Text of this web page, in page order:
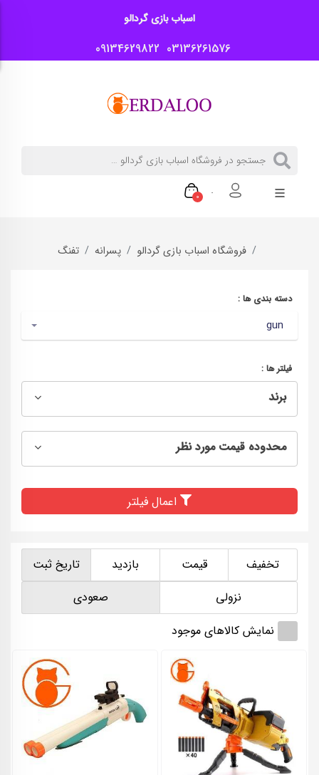
اسباب بازی گردالو
03136261576
09134629822
0
فروشگاه اسباب بازی گردالو پسرانه تفنگ
دسته بندی ها :
gun
فیلتر ها :
برند
محدوده قیمت مورد نظر
تخفیف قیمت بازدید
تاریخ ثبت
نزولی
صعودی
نمایش کالاهای موجود